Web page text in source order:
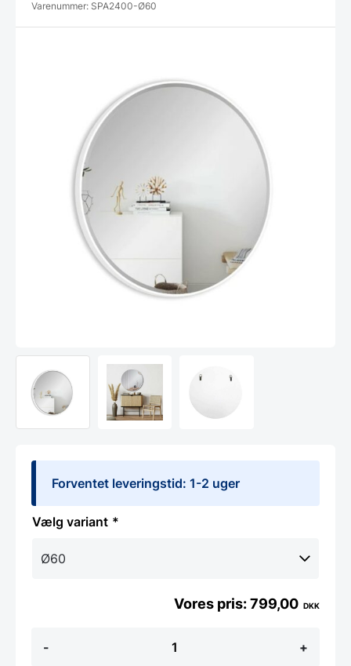
Varenummer: SPA2400-Ø60
Forventet leveringstid: 1-2 uger
variant
-
CIRCLE
+
799,00 DKK